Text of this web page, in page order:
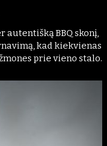
BBQ skonį,
kad kiekvienas
prie vieno stalo.